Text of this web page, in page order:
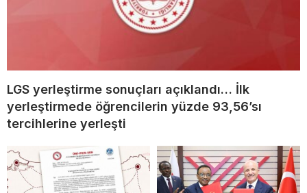
LGS yerleştirme sonuçları açıklandı… İlk
yerleştirmede öğrencilerin yüzde 93,56’sı
tercihlerine yerleşti